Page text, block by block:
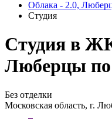
Облака - 2.0,
Студия
Студия в
Люберцы по
Без отделки
Московская область, г.